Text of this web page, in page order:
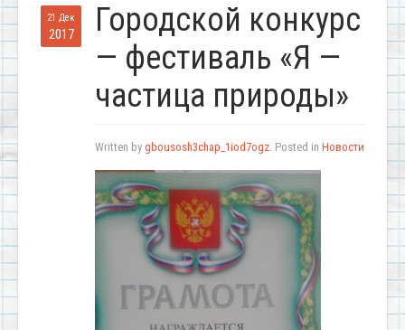
21 Дек
2017
Городской конкурс
— фестиваль «Я —
частица природы»
Written by gbousosh3chap_1iod7ogz. Posted in Новости